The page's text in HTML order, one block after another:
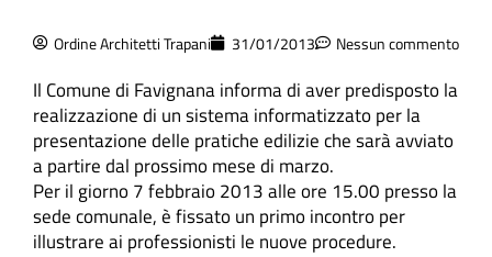
Ordine Architetti Trapani 31/01/2013 Nessun commento
Il Comune di Favignana informa di aver predisposto la
realizzazione di un sistema informatizzato per la
presentazione delle pratiche edilizie che sarà avviato
a partire dal prossimo mese di marzo.
Per il giorno 7 febbraio 2013 alle ore 15.00 presso la
sede comunale, è fissato un primo incontro per
illustrare ai professionisti le nuove procedure.